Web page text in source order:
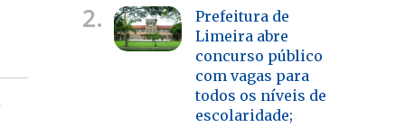
2.
Prefeitura de
Limeira abre
concurso público
com vagas para
todos os níveis de
escolaridade;